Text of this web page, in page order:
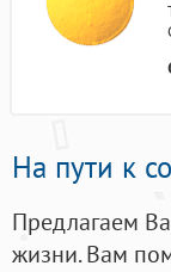
На пути к
Предлагаем
жизни. Вам